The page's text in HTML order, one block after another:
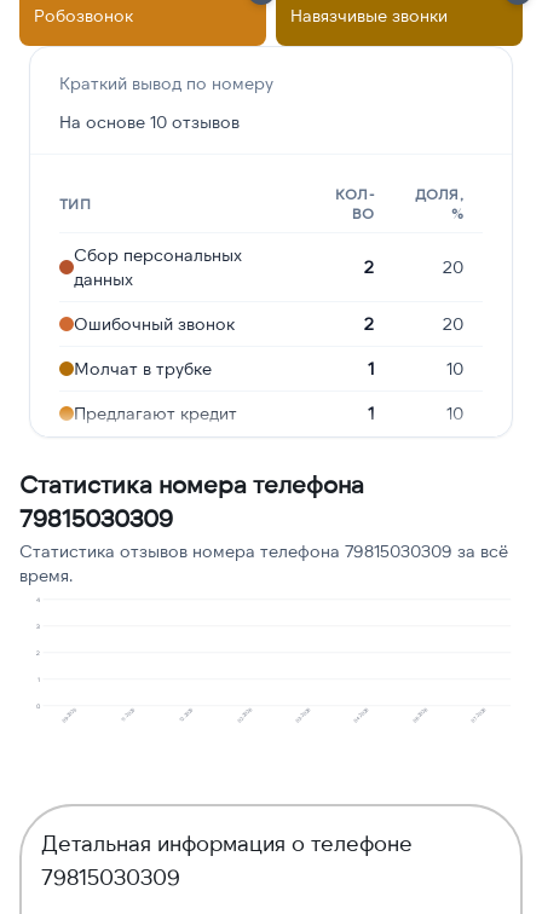
Робозвонок Навязчивые звонки
Краткий вывод по номеру
На основе 10 отзывов
ТИП
КОЛ-
ВО
ДОЛЯ,
%
Сбор персональных
данных
2 20
Ошибочный звонок 2 20
Молчат в трубке 1 10
Предлагают кредит 1 10
мошенничество
Статистика номера телефона
79815030309
Статистика отзывов номера телефона 79815030309 за всё
время.
0
1
2
3
4
09.2025 11.2025 12.2025 02.2026 03.2026 04.2026 06.2026 07.2026
Детальная информация о телефоне
79815030309